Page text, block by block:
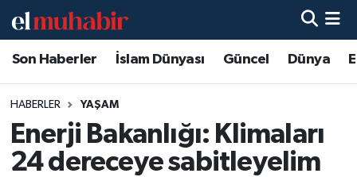
Son Haberler İslam Dünyası Güncel Dünya
HABERLER YAŞAM
Enerji Bakanlığı: Klimaları
24 dereceye sabitleyelim
Hava Durumu
Trafik Durumu
Süper Lig Puan Durumu ve Fikstür